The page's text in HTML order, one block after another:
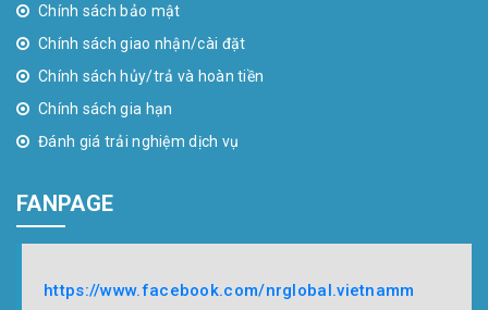
Chính sách bảo mật
Chính sách giao nhận/cài đặt
Chính sách hủy/trả và hoàn tiền
Chính sách gia hạn
Đánh giá trải nghiệm dịch vụ
FANPAGE
https://www.facebook.com/nrglobal.vietnamm